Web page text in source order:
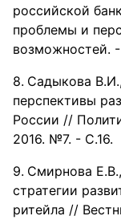
российской
проблемы и
возможностей.
Садыкова
перспективы
России //
2016. №7. - С.16.
Смирнова
стратегии
ритейла //